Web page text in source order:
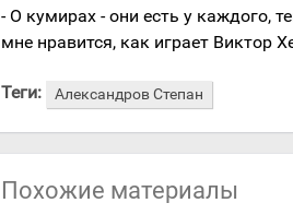
- О кумирах - они есть у каждого,
мне нравится, как играет Виктор
Теги: Александров Степан
Похожие материалы